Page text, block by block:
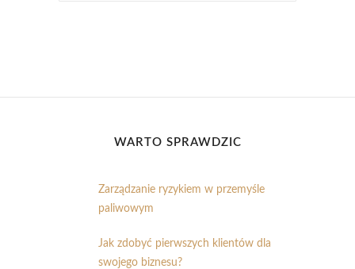
WARTO SPRAWDZIĆ
Zarządzanie ryzykiem w przemyśle
paliwowym
Jak zdobyć pierwszych klientów dla
swojego biznesu?